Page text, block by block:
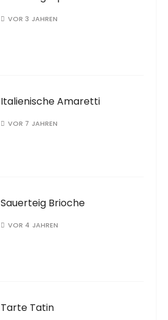
VOR 3 JAHREN
Italienische Amaretti
VOR 7 JAHREN
Sauerteig Brioche
VOR 4 JAHREN
Tarte Tatin